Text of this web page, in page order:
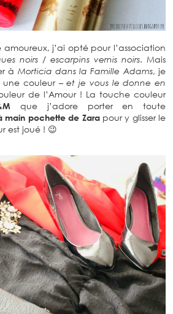
amoureux, j’ai opté pour l’association
noirs / escarpins vernis noirs. Mais
à Morticia dans la Famille Adams, je
une couleur –et je vous le donne en
de l’Amour ! La touche couleur
que j’adore porter en toute
main pochette de Zarapour y glisser le
est joué ! 😉